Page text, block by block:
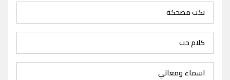
نكت مضحكة
كلام حب
اسماء ومعاني